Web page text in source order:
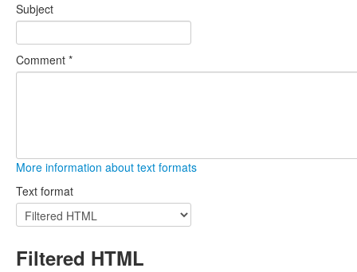
Subject
Comment *
More information about text formats
Text format
Filtered HTML